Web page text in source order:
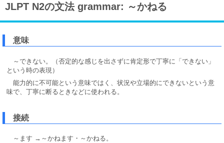
JLPT N2の文法 grammar: ～かねる
意味
～できない。（否定的な感じを出さずに肯定形で丁寧に「できない」
という時の表現）
能力的に不可能という意味ではく、状況や立場的にできないという意
味で、丁寧に断るときなどに使われる。
接続
～ます → ～かねます・～ かねる。